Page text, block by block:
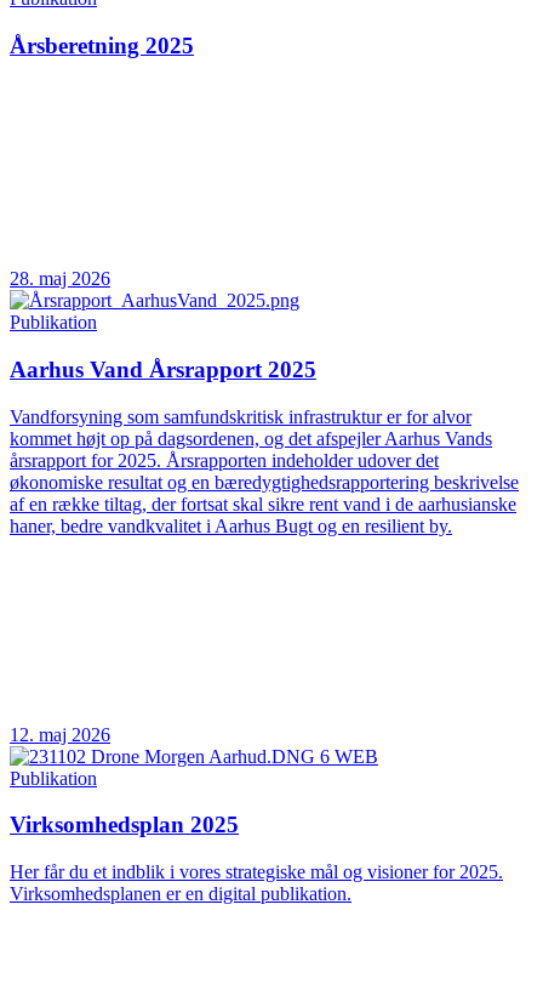
Årsberetning 2025
28. maj 2026
Publikation
Aarhus Vand Årsrapport 2025
Vandforsyning som samfundskritisk infrastruktur er for alvor
kommet højt op på dagsordenen, og det afspejler Aarhus Vands
årsrapport for 2025. Årsrapporten indeholder udover det
økonomiske resultat og en bæredygtighedsrapportering beskrivelse
af en række tiltag, der fortsat skal sikre rent vand i de aarhusianske
haner, bedre vandkvalitet i Aarhus Bugt og en resilient by.
12. maj 2026
Publikation
Virksomhedsplan 2025
Her får du et indblik i vores strategiske mål og visioner for 2025.
Virksomhedsplanen er en digital publikation.